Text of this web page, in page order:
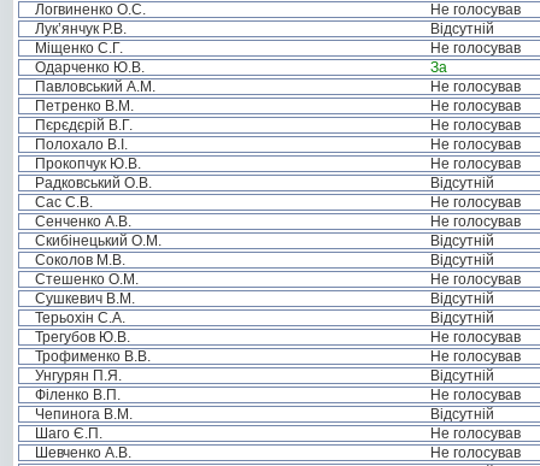
Логвиненко О.С.
Не голосував
Лук’янчук Р.В.
Відсутній
Міщенко С.Г.
Не голосував
Одарченко Ю.В.
За
Павловський А.М.
Не голосував
Петренко В.М.
Не голосував
Пєрєдєрій В.Г.
Не голосував
Полохало В.І.
Не голосував
Прокопчук Ю.В.
Не голосував
Радковський О.В.
Відсутній
Сас С.В.
Не голосував
Сенченко А.В.
Не голосував
Скибінецький О.М.
Відсутній
Соколов М.В.
Відсутній
Стешенко О.М.
Не голосував
Сушкевич В.М.
Відсутній
Терьохін С.А.
Відсутній
Трегубов Ю.В.
Не голосував
Трофименко В.В.
Не голосував
Унгурян П.Я.
Відсутній
Філенко В.П.
Не голосував
Чепинога В.М.
Відсутній
Шаго Є.П.
Не голосував
Шевченко А.В.
Не голосував